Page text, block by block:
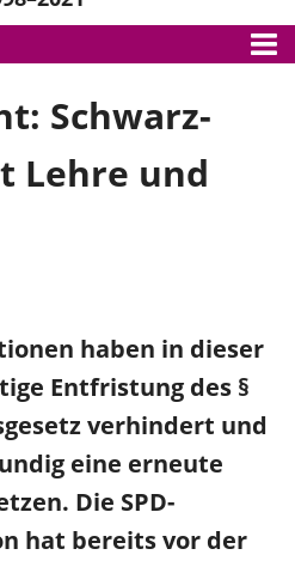
Ruhr-Kreis
Schwarz-
Lehre und
haben in dieser
Entfristung des §
verhindert und
eine erneute
Die SPD-
hat bereits vor der